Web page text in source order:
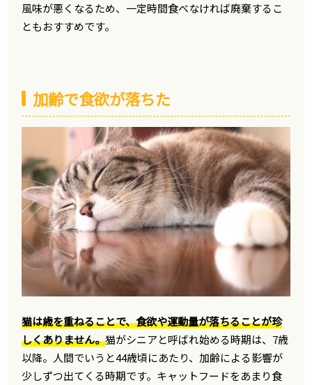
風味が悪くなるため、一定時間食べなければ廃棄するこ
ともおすすめです。
加齢で食欲が落ちた
猫は歳を重ねることで、食欲や運動量が落ちることが珍
しくありません。猫がシニアと呼ばれ始める時期は、7歳
以降。人間でいうと44歳頃にあたり、加齢による影響が
少しずつ出てくる時期です。キャットフードをあまり食